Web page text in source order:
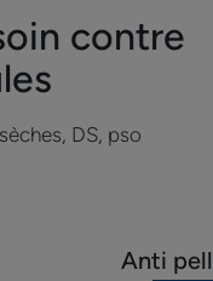
contre
DS, pso
Anti
Anti